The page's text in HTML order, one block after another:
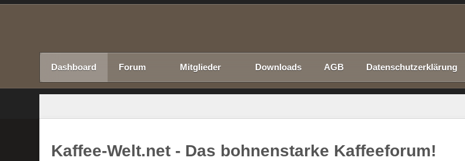
Dashboard Forum Mitglieder Downloads AGB Datenschutzerklärung
Kaffee-Welt.net - Das bohnenstarke Kaffeeforum!